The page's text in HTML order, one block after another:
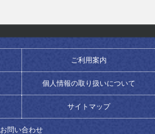
ご利用案内
個人情報の取り扱いについて
サイトマップ
お問い合わせ